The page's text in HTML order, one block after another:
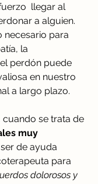
llegar al
a alguien.
necesario para
la
perdón puede
en nuestro
a largo plazo.
cuando se trata de
muy
de ayuda
para
dolorosos y